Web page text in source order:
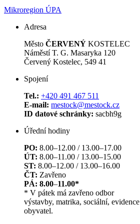
Mikroregion ÚPA
Adresa
Město ČERVENÝ KOSTELEC
Náměstí T. G. Masaryka 120
Červený Kostelec, 549 41
Spojení
Tel.: +420 491 467 511
E-mail: mestock@mestock.cz
ID datové schránky: sacbh9g
Úřední hodiny
PO: 8.00–12.00 / 13.00–17.00
ÚT: 8.00–11.00 / 13.00–15.00
ST: 8.00–12.00 / 13.00–16.00
ČT: Zavřeno
PÁ: 8.00–11.00*
* V pátek má zavřeno odbor
výstavby, matrika, sociální, evidence
obyvatel.